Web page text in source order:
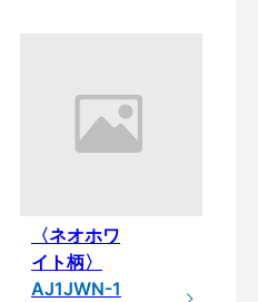
〈ネオホワ
イト柄〉
AJ1JWN-1